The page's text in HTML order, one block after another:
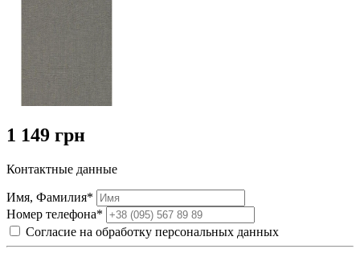
1 149 грн
Контактные данные
Имя, Фамилия*
Номер телефона*
Согласие на обработку персональных данных